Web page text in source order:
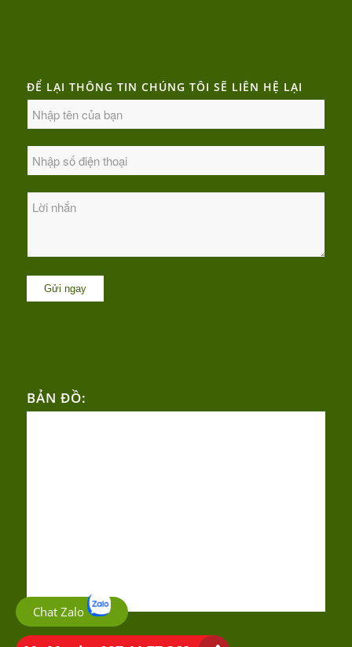
ĐỂ LẠI THÔNG TIN CHÚNG TÔI SẼ LIÊN HỆ LẠI
BẢN ĐỒ:
Chat Zalo